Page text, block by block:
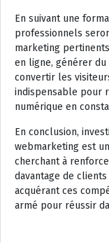
En suivant une
professionnels
marketing
en ligne, générer
convertir les
indispensable pour
numérique en
En conclusion,
webmarketing est
cherchant à
davantage de
acquérant ces
armé pour réussir